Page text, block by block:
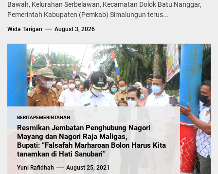
Bawah, Kelurahan Serbelawan, Kecamatan Dolok Batu Nanggar,
Pemerintah Kabupaten (Pemkab) Simalungun terus...
Wida Tarigan August 3, 2026
BERITAPEMERINTAHAN
Resmikan Jembatan Penghubung Nagori
Mayang dan Nagori Raja Maligas,
Bupati: “Falsafah Marharoan Bolon Harus Kita
tanamkan di Hati Sanubari”
Yuni Rafidhah August 25, 2021